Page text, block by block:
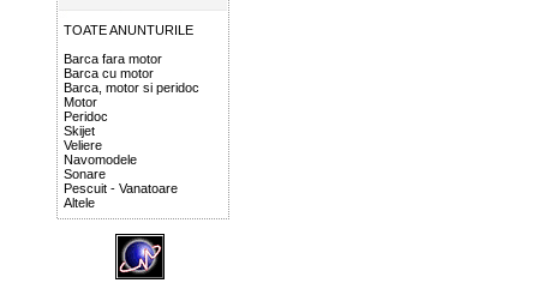
TOATE ANUNTURILE
Barca fara motor
Barca cu motor
Barca, motor si peridoc
Motor
Peridoc
Skijet
Veliere
Navomodele
Sonare
Pescuit - Vanatoare
Altele